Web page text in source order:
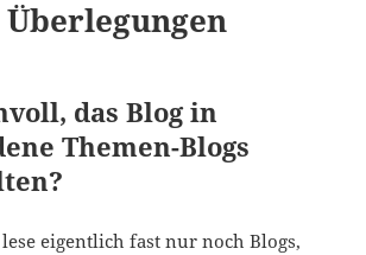
das Blog in
Themen-Blogs
eigentlich fast nur noch Blogs,